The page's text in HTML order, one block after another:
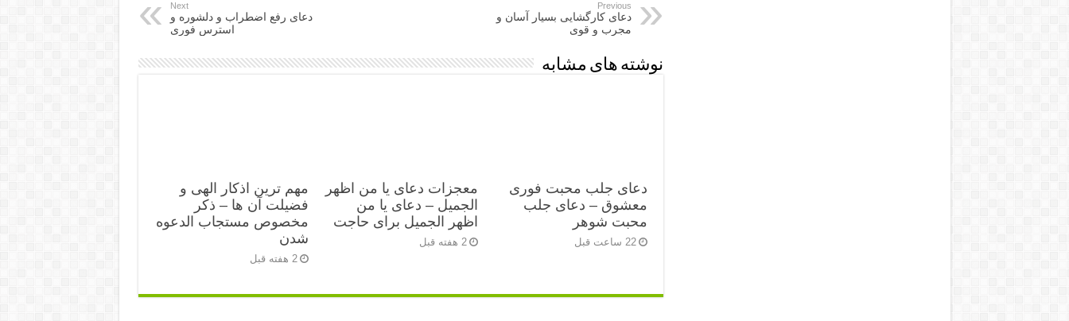
Previous
دعای کارگشایی بسیار آسان و
مجرب و قوی
Next
دعای رفع اضطراب و دلشوره و
استرس فوری
نوشته های مشابه
دعای جلب محبت فوری
معشوق – دعای جلب
محبت شوهر
22 ساعت قبل
معجزات دعای یا من اظهر
الجمیل – دعای یا من
اظهر الجمیل برای حاجت
2 هفته قبل
مهم ترین اذکار الهی و
فضیلت آن ها – ذکر
مخصوص مستجاب الدعوه
شدن
2 هفته قبل